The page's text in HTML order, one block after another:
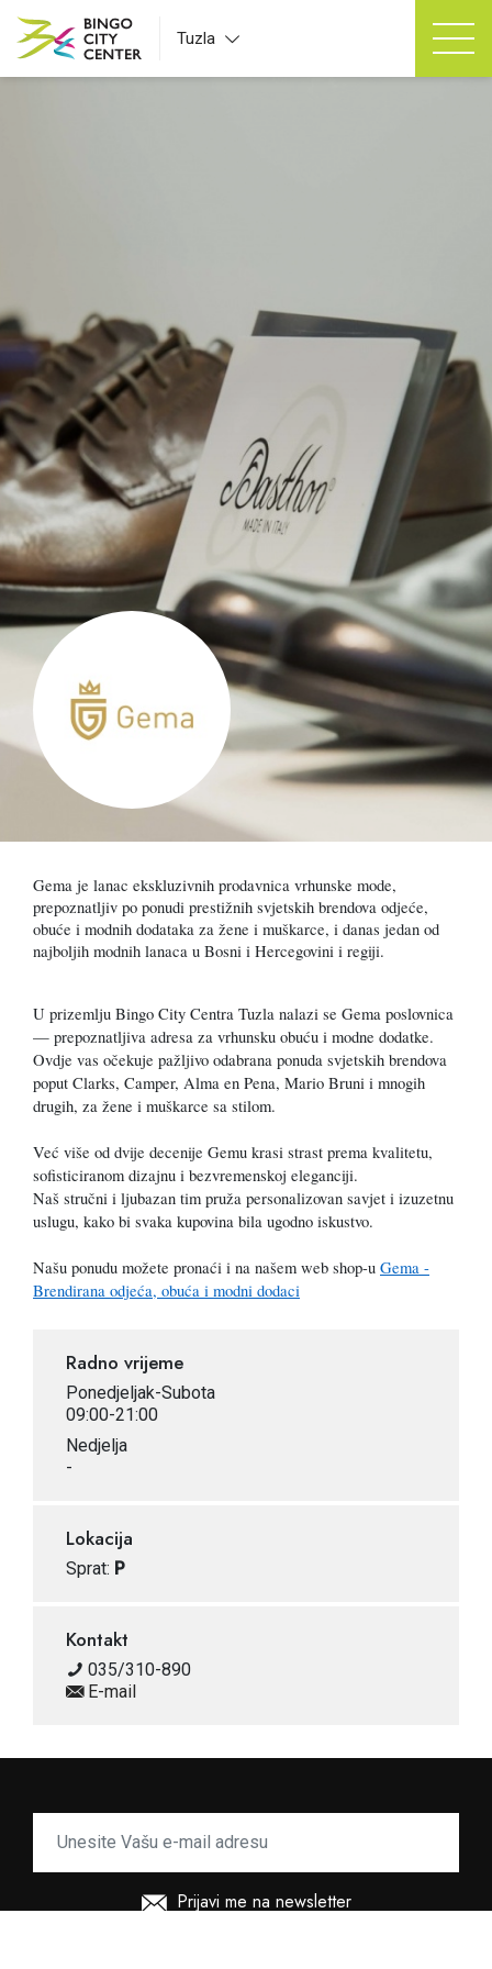
Tuzla
Gema je lanac ekskluzivnih prodavnica vrhunske mode,
prepoznatljiv po ponudi prestižnih svjetskih brendova odjeće,
obuće i modnih dodataka za žene i muškarce, i danas jedan od
najboljih modnih lanaca u Bosni i Hercegovini i regiji.
U prizemlju Bingo City Centra Tuzla nalazi se Gema poslovnica
— prepoznatljiva adresa za vrhunsku obuću i modne dodatke.
Ovdje vas očekuje pažljivo odabrana ponuda svjetskih brendova
poput Clarks, Camper, Alma en Pena, Mario Bruni i mnogih
drugih, za žene i muškarce sa stilom.
Već više od dvije decenije Gemu krasi strast prema kvalitetu,
sofisticiranom dizajnu i bezvremenskoj eleganciji.
Naš stručni i ljubazan tim pruža personalizovan savjet i izuzetnu
uslugu, kako bi svaka kupovina bila ugodno iskustvo.
Našu ponudu možete pronaći i na našem web shop-u Gema -
Brendirana odjeća, obuća i modni dodaci
Radno vrijeme
Ponedjeljak-Subota
09:00-21:00
Nedjelja
-
Lokacija
Sprat: P
Kontakt
035/310-890
E-mail
Prijavi me na newsletter